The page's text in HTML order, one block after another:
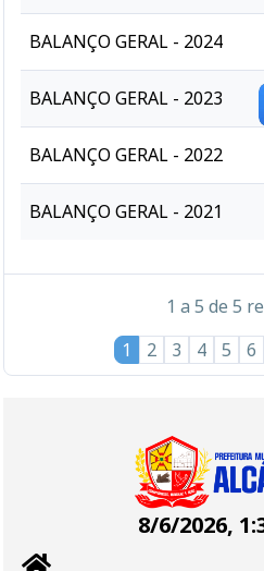
BALANÇO GERAL - 2024
BALANÇO GERAL - 2023
BALANÇO GERAL - 2022
BALANÇO GERAL - 2021
1 a 5 de 5
1
2 3 4 5 6
8/6/2026,